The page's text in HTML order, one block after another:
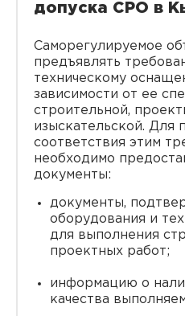
допуска СРО в
Саморегулируемое
предъявлять
техническому
зависимости от ее
строительной,
изыскательской. Для
соответствия этим
необходимо
документы:
документы,
оборудования и
для выполнения
проектных работ;
информацию о
качества